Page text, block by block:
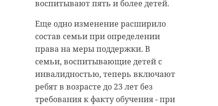
воспитывают пять и более детей.
Еще одно изменение расширило
состав семьи при определении
права на меры поддержки. В
семьи, воспитывающие детей с
инвалидностью, теперь включают
ребят в возрасте до 23 лет без
требования к факту обучения - при